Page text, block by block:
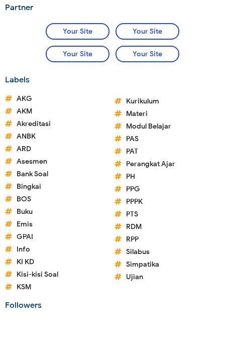
Partner
Your Site Your Site
Your Site Your Site
Labels
AKG
AKM
Akreditasi
ANBK
ARD
Asesmen
Bank Soal
Bingkai
BOS
Buku
Emis
GPAI
Info
KI KD
Kisi-kisi Soal
KSM
Kurikulum
Materi
Modul Belajar
PAS
PAT
Perangkat Ajar
PH
PPG
PPPK
PTS
RDM
RPP
Silabus
Simpatika
Ujian
Followers